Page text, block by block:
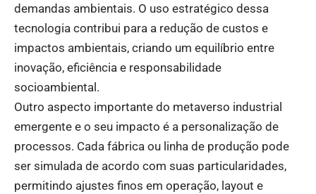
demandas ambientais. O uso estratégico dessa
tecnologia contribui para a redução de custos e
impactos ambientais, criando um equilíbrio entre
inovação, eficiência e responsabilidade
socioambiental.
Outro aspecto importante do metaverso industrial
emergente e o seu impacto é a personalização de
processos. Cada fábrica ou linha de produção pode
ser simulada de acordo com suas particularidades,
permitindo ajustes finos em operação, layout e